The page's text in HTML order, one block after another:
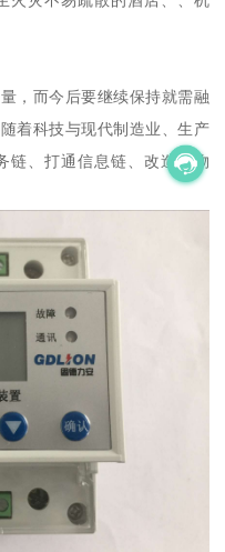
，而今后要继续保持就需融
着科技与现代制造业、生产
链、打通信息链、改造实物